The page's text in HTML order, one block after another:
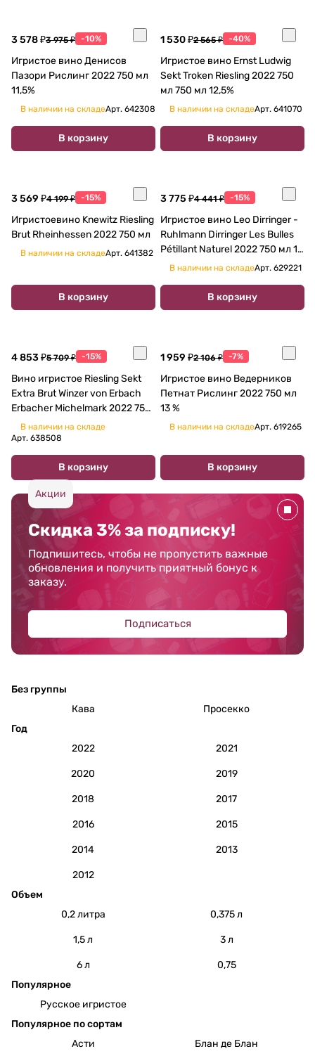
3 578 ₽3 975 ₽ -10%
Игристое вино Денисов
Пазори Рислинг 2022 750 мл
11,5%
В наличии на складеАрт. 642308
В корзину
1 530 ₽2 565 ₽ -40%
Игристое вино Ernst Ludwig
Sekt Troken Riesling 2022 750
мл 750 мл 12,5%
В наличии на складеАрт. 641070
В корзину
3 569 ₽4 199 ₽ -15%
Игристоевино Knewitz Riesling
Brut Rheinhessen 2022 750 мл
В наличии на складеАрт. 641382
В корзину
3 775 ₽4 441 ₽ -15%
Игристое вино Leo Dirringer -
Ruhlmann Dirringer Les Bulles
Pétillant Naturel 2022 750 мл 12
В наличии на складеАрт. 629221
В корзину
4 853 ₽5 709 ₽ -15%
Вино игристое Riesling Sekt
Extra Brut Winzer von Erbach
Erbacher Michelmark 2022 750
мл 11,5%
В наличии на складе
Арт. 638508
В корзину
1 959 ₽2 106 ₽ -7%
Игристое вино Ведерников
Петнат Рислинг 2022 750 мл
13 %
В наличии на складеАрт. 619265
В корзину
Акции
Скидка 3% за подписку!
Подпишитесь, чтобы не пропустить важные
обновления и получить приятный бонус к
заказу.
Подписаться
Без группы
Кава
Просекко
Год
2022
2021
2020 2019
2018 2017
2016 2015
2014 2013
2012
Объем
0,2 литра
0,375 л
1,5 л 3 л
6 л
0,75
Популярное
Русское игристое
Популярное по сортам
Асти
Блан де Блан